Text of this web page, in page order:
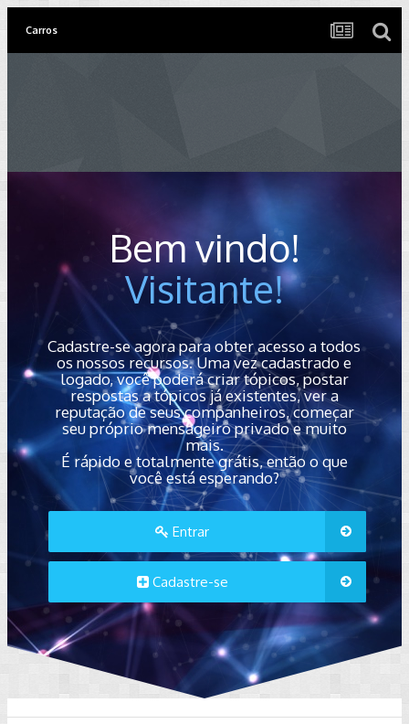
Carros
Bem vindo!
Visitante!
Cadastre-se agora para obter acesso a todos
os nossos recursos. Uma vez cadastrado e
logado, você poderá criar tópicos, postar
respostas a tópicos já existentes, ver a
reputação de seus companheiros, começar
seu próprio mensageiro privado e muito
mais.
É rápido e totalmente grátis, então o que
você está esperando?
Entrar
Cadastre-se